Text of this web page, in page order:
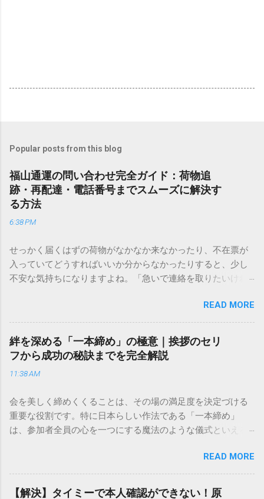
Popular posts from this blog
福山通運の問い合わせ完全ガイド：荷物追
跡・再配達・電話番号までスムーズに解決す
る方法
6:38 PM
せっかく届くはずの荷物がなかなか来なかったり、不在票が
入っていてどうすればいいか分からなかったりすると、少し
不安な気持ちになりますよね。「急いで連絡を取りたいけれ
きできる？」といった疑問を抱える方も多いはずです。 福山
通運は企業間物流のイメージが強いかもしれませんが、個人
向けの宅配サービスも非常に充実しています。大切なのは、
目的に合わせた適切な連絡先を選ぶことです。この記事で
は、荷物の追跡確認から営業所への電話連絡、再配達の依頼
手順まで、初めての方でも迷わずに解決できる方法を詳しく
本全国に広範なネットワークを持つ大手運送会社です。特に
重量物や大型の荷物、そして企業間の輸送において圧倒的な
実績を誇ります。 個人で利用する場合、他の宅配業者と少し
いう特徴があります。地域に密着した各拠点が配送をコント
ロールしているため、現場の状況に合わせた柔軟な相談がし
やすいのがメリットです。まずは、今抱えている悩みがどの
READ MORE
絆を深める「一本締め」の極意｜挨拶のセリ
フから成功の秘訣までを完全解説
11:38 AM
会を美しく締めくくることは、その場の満足度を決定づける
重要な役割です。特に日本らしい作法である「一本締め」
は、参加者全員の心を一つにする魔法のような儀式といえる
「手拍子のリズムに自信がない」と不安を感じる方も多いは
ずです。この記事では、ビジネスからカジュアルな集まりま
で、どのような場面でも堂々と立ち振る舞えるための「一本
READ MORE
【解決】タイミーで本人確認ができない！原